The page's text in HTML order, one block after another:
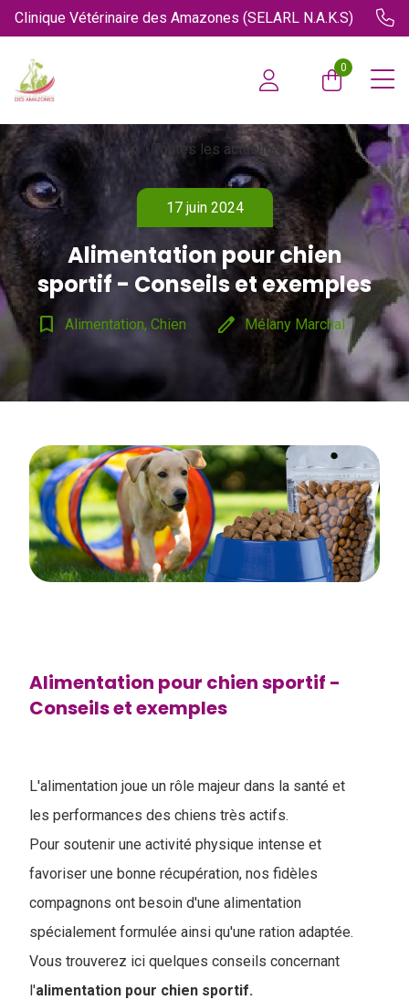
Clinique Vétérinaire des Amazones (SELARL N.A.K.S)
0
chevron_left Toutes les actualités
17 juin 2024
Alimentation pour chien
sportif - Conseils et exemples
bookmark_border Alimentation, Chien edit Mélany Marchal
Alimentation pour chien sportif -
Conseils et exemples
L'alimentation joue un rôle majeur dans la santé et
les performances des chiens très actifs.
Pour soutenir une activité physique intense et
favoriser une bonne récupération, nos fidèles
compagnons ont besoin d'une alimentation
spécialement formulée ainsi qu'une ration adaptée.
Vous trouverez ici quelques conseils concernant
l'alimentation pour chien sportif.